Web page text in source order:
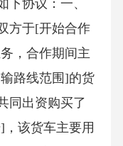
下协议：一、
方于[开始合作
，合作期间主
路线范围]的货
同出资购买了
该货车主要用